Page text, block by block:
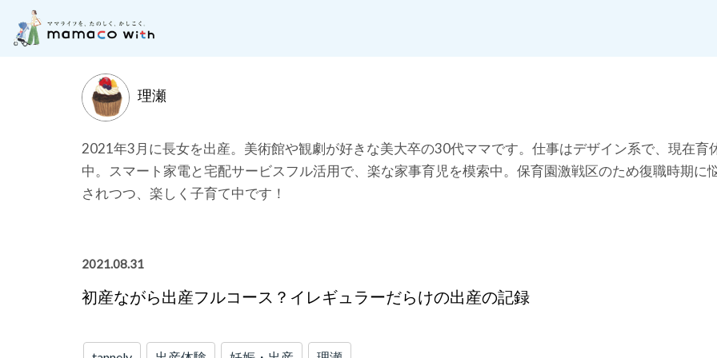
月齢別に記事を探す
理瀬
2021年3月に長女を出産。美術館や観劇が好きな美大卒の30代ママです。仕事はデザイン系で、現在育
中。スマート家電と宅配サービスフル活用で、楽な家事育児を模索中。保育園激戦区のため復職時期に
されつつ、楽しく子育て中です！
2021.08.31
初産ながら出産フルコース？イレギュラーだらけの出産の記録